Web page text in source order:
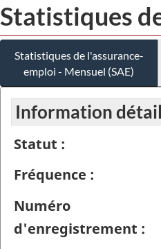
Statistiques
Statistiques de l'assurance-
emploi - Mensuel (SAE)
Information
Statut :
Fréquence :
Numéro
d'enregistrement :